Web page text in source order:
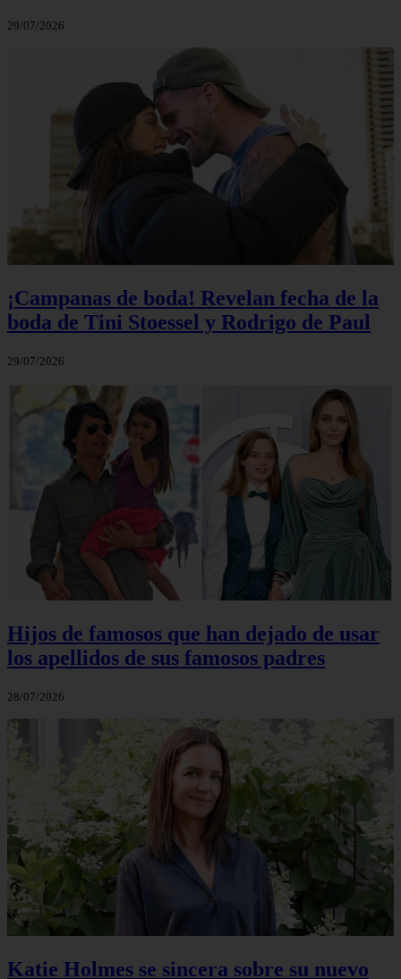
29/07/2026
¡Campanas de boda! Revelan fecha de la
boda de Tini Stoessel y Rodrigo de Paul
29/07/2026
Hijos de famosos que han dejado de usar
los apellidos de sus famosos padres
28/07/2026
Katie Holmes se sincera sobre su nuevo